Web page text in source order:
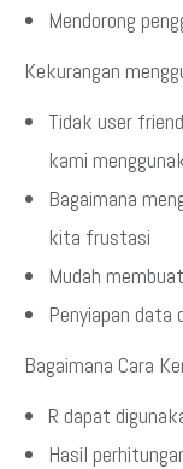
Mendorong
Kekurangan
Tidak user
kami
Bagaimana
kita frustasi
Mudah
Penyiapan
Bagaimana Cara
R dapat
Hasil